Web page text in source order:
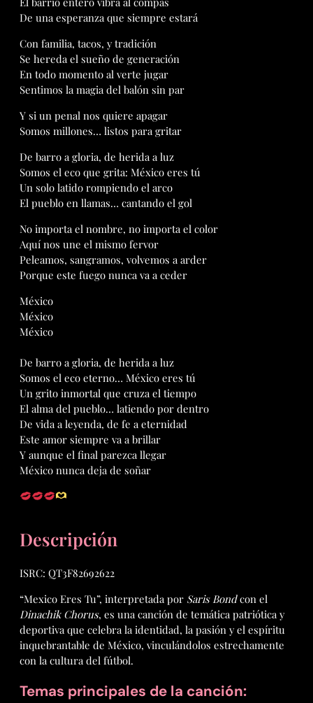
De una esperanza que siempre estará
Con familia, tacos, y tradición
Se hereda el sueño de generación
En todo momento al verte jugar
Sentimos la magia del balón sin par
Y si un penal nos quiere apagar
Somos millones… listos para gritar
De barro a gloria, de herida a luz
Somos el eco que grita: México eres tú
Un solo latido rompiendo el arco
El pueblo en llamas… cantando el gol
No importa el nombre, no importa el color
Aquí nos une el mismo fervor
Peleamos, sangramos, volvemos a arder
Porque este fuego nunca va a ceder
México
México
México
De barro a gloria, de herida a luz
Somos el eco eterno… México eres tú
Un grito inmortal que cruza el tiempo
El alma del pueblo… latiendo por dentro
De vida a leyenda, de fe a eternidad
Este amor siempre va a brillar
Y aunque el final parezca llegar
México nunca deja de soñar
Descripción
ISRC: QT3F82692622
“Mexico Eres Tu”, interpretada por Saris Bondcon el
Dinachik Chorus, es una canción de temática patriótica y
deportiva que celebra la identidad, la pasión y el espíritu
inquebrantable de México, vinculándolos estrechamente
con la cultura del fútbol.
Temas principales de la canción: